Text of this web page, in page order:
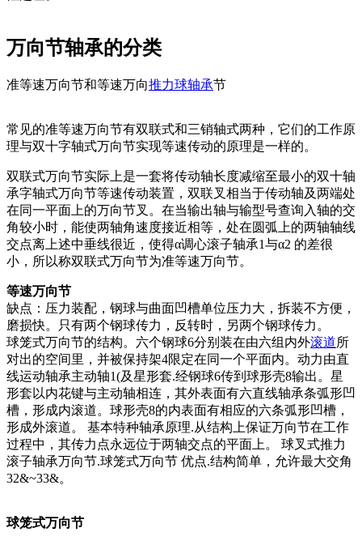
万向节轴承的分类
准等速万向节和等速万向推力球轴承节
常见的准等速万向节有双联式和三销轴式两种，它们的工作原
理与双十字轴式万向节实现等速传动的原理是一样的。
双联式万向节实际上是一套将传动轴长度减缩至最小的双十轴
承字轴式万向节等速传动装置，双联叉相当于传动轴及两端处
在同一平面上的万向节叉。在当输出轴与输型号查询入轴的交
角较小时，能使两轴角速度接近相等，处在圆弧上的两轴轴线
交点离上述中垂线很近，使得α调心滚子轴承1与α2 的差很
小，所以称双联式万向节为准等速万向节。
等速万向节
缺点：压力装配，钢球与曲面凹槽单位压力大，拆装不方便，
磨损快。只有两个钢球传力，反转时，另两个钢球传力。
球笼式万向节的结构。六个钢球6分别装在由六组内外滚道所
对出的空间里，并被保持架4限定在同一个平面内。动力由直
线运动轴承主动轴1(及星形套.经钢球6传到球形壳8输出。星
形套以内花键与主动轴相连，其外表面有六直线轴承条弧形凹
槽，形成内滚道。球形壳8的内表面有相应的六条弧形凹槽，
形成外滚道。 基本特种轴承原理.从结构上保证万向节在工作
过程中，其传力点永远位于两轴交点的平面上。 球叉式推力
滚子轴承万向节.球笼式万向节 优点.结构简单，允许最大交角
32&~33&。
球笼式万向节